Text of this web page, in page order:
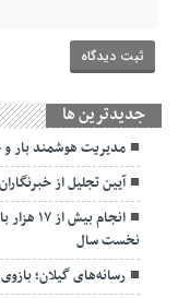
جديدترين ها
مدیریت هوشمند بار
آیین تجلیل از
انجام
نخست سال
رسانه‌های گیلان؛